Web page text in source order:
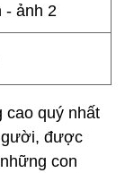
cao quý nhất
được
con